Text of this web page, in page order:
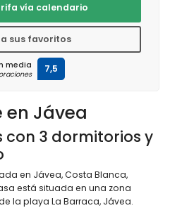
en Jávea
con 3 dormitorios y
en Jávea, Costa Blanca,
está situada en una zona
la playa La Barraca, Jávea.
vía calendario
sus favoritos
media 7,5